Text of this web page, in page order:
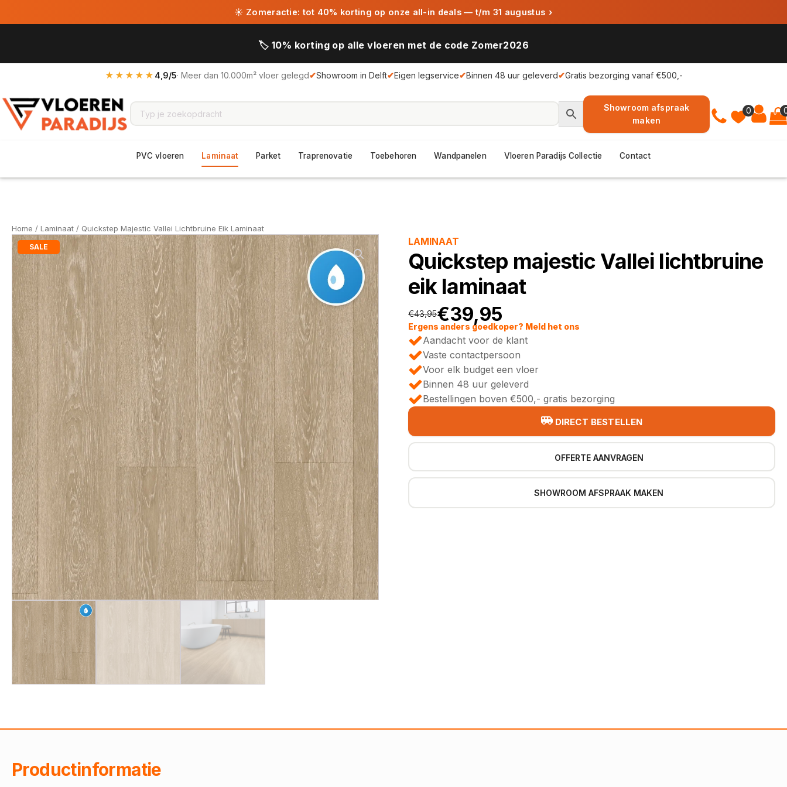
☀ Zomeractie: tot 40% korting op onze all-in deals — t/m 31 augustus ›
🏷️ 10% korting op alle vloeren met de code Zomer2026
★★★★★ 4,9/5· Meer dan 10.000m² vloer gelegd✔Showroom in Delft✔Eigen legservice✔Binnen 48 uur geleverd✔Gratis bezorging vanaf €500,-
0
Showroom afspraak
maken
PVC vloeren Laminaat Parket Traprenovatie Toebehoren Wandpanelen Vloeren Paradijs Collectie Contact
Home / Laminaat / Quickstep Majestic Vallei Lichtbruine Eik Laminaat
SALE LAMINAAT
Quickstep majestic Vallei lichtbruine
eik laminaat
€43,95
Oorspronkelijke
prijs
was:
€43,95.
€39,95
Huidige
prijs
is:
€39,95.
Ergens anders goedkoper? Meld het ons
Aandacht voor de klant
Vaste contactpersoon
Voor elk budget een vloer
Binnen 48 uur geleverd
Bestellingen boven €500,- gratis bezorging
DIRECT BESTELLEN
OFFERTE AANVRAGEN
SHOWROOM AFSPRAAK MAKEN
Productinformatie